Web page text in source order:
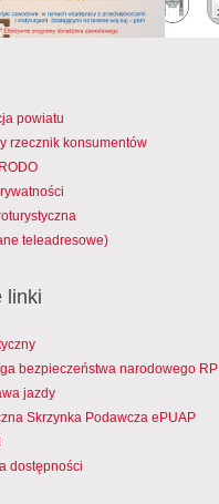
powiatu
rzecznik konsumentów
teleadresowe)
linki
bezpieczeństwa narodowego RP
jazdy
Skrzynka Podawcza ePUAP
dostępności